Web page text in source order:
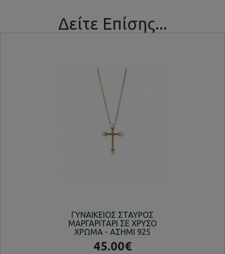
Δείτε Επίσης...
ΓΥΝΑΙΚΕΙΟΣ ΣΤΑΥΡΟΣ
ΜΑΡΓΑΡΙΤΑΡΙ ΣΕ ΧΡΥΣΟ
ΧΡΩΜΑ - ΑΣΗΜΙ 925
45.00€